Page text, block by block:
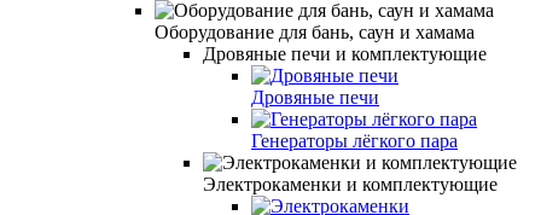
Оборудование для бань, саун и хамама
Дровяные печи и комплектующие
Дровяные печи
Генераторы лёгкого пара
Электрокаменки и комплектующие